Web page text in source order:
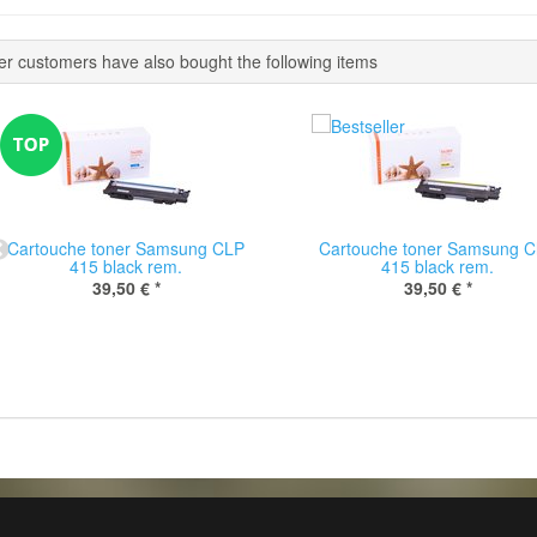
customers have also bought the following items
Cartouche toner Samsung CLP
415 black rem.
39,50 € *
Cartouche toner Samsung
415 black rem.
39,50 € *